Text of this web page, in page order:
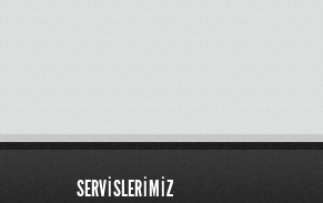
SERVISLERIMIZ